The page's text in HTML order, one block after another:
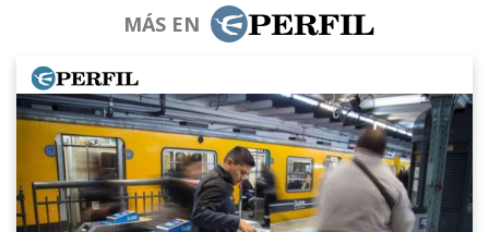
MÁS EN